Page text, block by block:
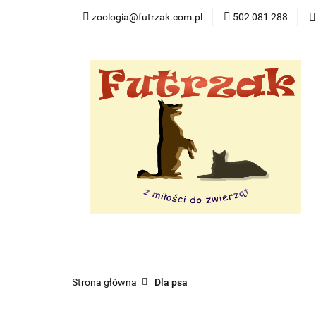
zoologia@futrzak.com.pl 502 081 288
Dla psa Dla
Zobacz
Strona główna Dla psa